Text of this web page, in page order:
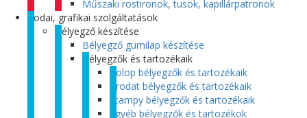
Műszaki rostironok, tusok, kapillárpatronok
Irodai, grafikai szolgáltatások
Bélyegző készítése
Bélyegző gumilap készítése
Bélyegzők és tartozékaik
Colop bélyegzők és tartozékaik
Trodat bélyegzők és tartozékaik
Stampy bélyegzők és tartozékaik
Egyéb bélyegzők és tartozékok